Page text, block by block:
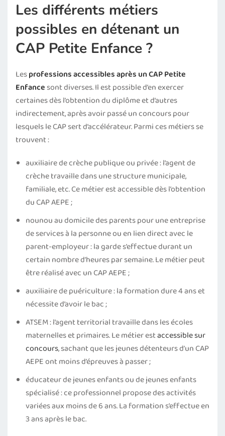
Les différents métiers
possibles en détenant un
CAP Petite Enfance ?
Lesprofessions accessibles après un CAP Petite
Enfance sont diverses. Il est possible d’en exercer
certaines dès l’obtention du diplôme et d’autres
indirectement, après avoir passé un concours pour
lesquels le CAP sert d’accélérateur. Parmi ces métiers se
trouvent :
auxiliaire de crèche publique ou privée : l’agent de
crèche travaille dans une structure municipale,
familiale, etc. Ce métier est accessible dès l’obtention
du CAP AEPE ;
nounou au domicile des parents pour une entreprise
de services à la personne ou en lien direct avec le
parent-employeur : la garde s’effectue durant un
certain nombre d’heures par semaine. Le métier peut
être réalisé avec un CAP AEPE ;
auxiliaire de puériculture : la formation dure 4 ans et
nécessite d’avoir le bac ;
ATSEM : l’agent territorial travaille dans les écoles
maternelles et primaires. Le métier estaccessible sur
concours, sachant que les jeunes détenteurs d’un CAP
AEPE ont moins d’épreuves à passer ;
éducateur de jeunes enfants ou de jeunes enfants
spécialisé : ce professionnel propose des activités
variées aux moins de 6 ans. La formation s’effectue en
3 ans après le bac.